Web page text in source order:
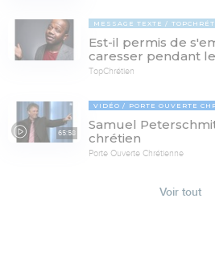
MESSAGE TEXTE
Est-il permis de
caresser pendant
TopChrétien
65:58
VIDÉO PORTE OUVERTE
Samuel
chrétien
Porte Ouverte Chrétienne
Voir tout